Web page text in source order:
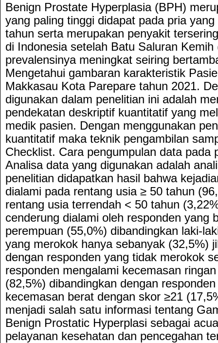
Benign Prostate Hyperplasia (BPH)
yang paling tinggi didapat pada pria
tahun serta merupakan penyakit
di Indonesia setelah Batu Saluran
prevalensinya meningkat seiring
Mengetahui gambaran karakteristik
Makkasau Kota Parepare tahun 2021.
digunakan dalam penelitian ini adalah
pendekatan deskriptif kuantitatif yang
medik pasien. Dengan menggunakan
kuantitatif maka teknik pengambilan
Checklist. Cara pengumpulan data pada
Analisa data yang digunakan adalah
penelitian didapatkan hasil bahwa
dialami pada rentang usia ≥ 50 tahun
rentang usia terrendah < 50 tahun
cenderung dialami oleh responden yang
perempuan (55,0%) dibandingkan laki-
yang merokok hanya sebanyak (32,5%)
dengan responden yang tidak merokok
responden mengalami kecemasan
(82,5%) dibandingkan dengan
kecemasan berat dengan skor ≥21
menjadi salah satu informasi tentang
Benign Prostatic Hyperplasi sebagai
pelayanan kesehatan dan pencegahan